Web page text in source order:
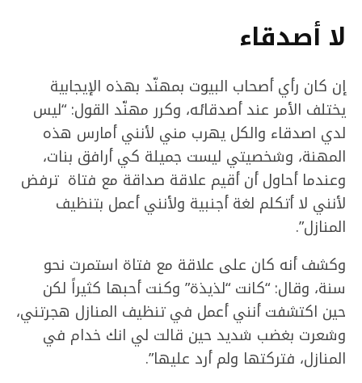
لا أصدقاء
إن كان رأي أصحاب البيوت بمهنّد بهذه الإيجابية
يختلف الأمر عند أصدقائه، وكرر مهنّد القول: “ليس
لدي اصدقاء والكل يهرب مني لأنني أمارس هذه
المهنة، وشخصيتي ليست جميلة كي أرافق بنات،
وعندما أحاول أن أقيم علاقة صداقة مع فتاة ترفض
لأنني لا أتكلم لغة أجنبية ولأنني أعمل بتنظيف
المنازل”.
وكشف أنه كان على علاقة مع فتاة استمرت نحو
سنة، وقال: “كانت “لذيذة” وكنت أحبها كثيراً لكن
حين اكتشفت أنني أعمل في تنظيف المنازل هجرتني،
وشعرت بغضب شديد حين قالت لي انك خدام في
المنازل، فتركتها ولم أرد عليها”.